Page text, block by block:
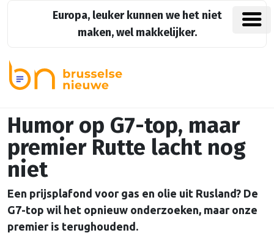
Europa, leuker kunnen we het niet
maken, wel makkelijker.
Humor op G7-top, maar
premier Rutte lacht nog
niet
Een prijsplafond voor gas en olie uit Rusland? De
G7-top wil het opnieuw onderzoeken, maar onze
premier is terughoudend.